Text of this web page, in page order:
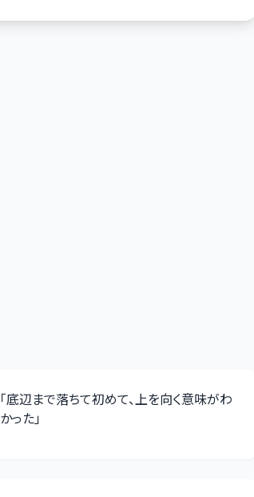
「底辺まで落ちて初めて、上を向く意味がわ
かった」